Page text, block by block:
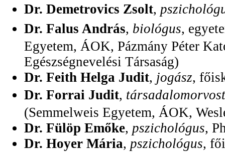
Dr. Demetrovics Zsolt,
Dr. Falus András, biológus,
Egyetem, ÁOK, Pázmány Péter
Egészségnevelési Társaság)
Dr. Feith Helga Judit, jogász,
Dr. Forrai Judit,
(Semmelweis Egyetem, ÁOK,
Dr. Fülöp Emőke, pszichológus,
Dr. Hoyer Mária, pszichológus,